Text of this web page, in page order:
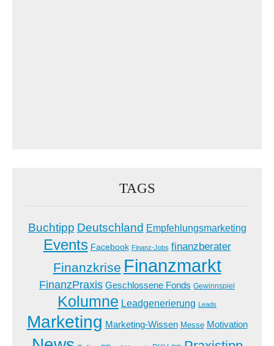
TAGS
Buchtipp Deutschland Empfehlungsmarketing
Events Facebook Finanz-Jobs finanzberater
Finanzkrise Finanzmarkt
FinanzPraxis Geschlossene Fonds Gewinnspiel
Kolumne Leadgenerierung Leads
Marketing Marketing-Wissen Messe Motivation